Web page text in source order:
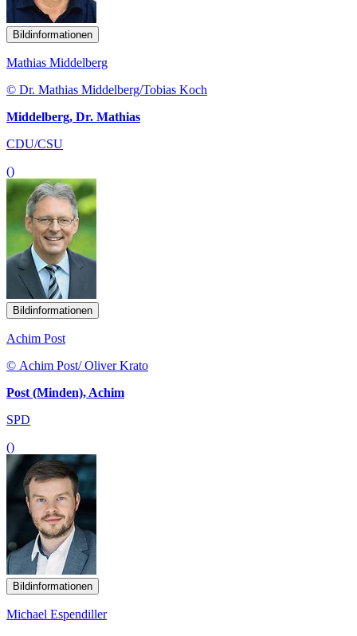
Bildinformationen
Mathias Middelberg
© Dr. Mathias Middelberg/Tobias Koch
Middelberg, Dr. Mathias
CDU/CSU
()
Bildinformationen
Achim Post
© Achim Post/ Oliver Krato
Post (Minden), Achim
SPD
()
Bildinformationen
Michael Espendiller